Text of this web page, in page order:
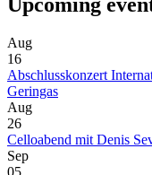
Aug
16
Abschlusskonzert
Geringas
Aug
26
Celloabend mit Denis
Sep
05